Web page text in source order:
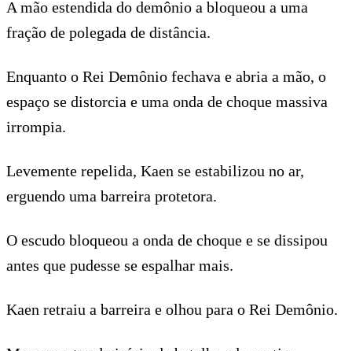
A mão estendida do demônio a bloqueou a uma
fração de polegada de distância.
Enquanto o Rei Demônio fechava e abria a mão, o
espaço se distorcia e uma onda de choque massiva
irrompia.
Levemente repelida, Kaen se estabilizou no ar,
erguendo uma barreira protetora.
O escudo bloqueou a onda de choque e se dissipou
antes que pudesse se espalhar mais.
Kaen retraiu a barreira e olhou para o Rei Demônio.